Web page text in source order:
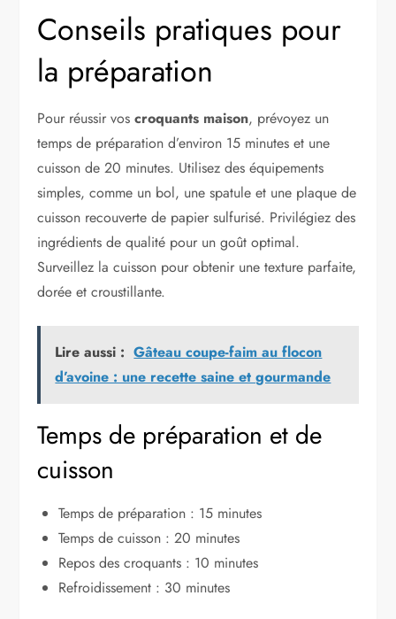
Conseils pratiques pour
la préparation
Pour réussir voscroquants maison, prévoyez un
temps de préparation d’environ 15 minutes et une
cuisson de 20 minutes. Utilisez des équipements
simples, comme un bol, une spatule et une plaque de
cuisson recouverte de papier sulfurisé. Privilégiez des
ingrédients de qualité pour un goût optimal.
Surveillez la cuisson pour obtenir une texture parfaite,
dorée et croustillante.
Lire aussi : Gâteau coupe-faim au flocon
d’avoine : une recette saine et gourmande
Temps de préparation et de
cuisson
Temps de préparation : 15 minutes
Temps de cuisson : 20 minutes
Repos des croquants : 10 minutes
Refroidissement : 30 minutes